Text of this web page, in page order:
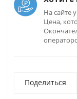
На сайте
Цена,
Поделиться